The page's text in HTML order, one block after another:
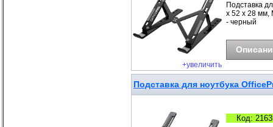
+увеличить
Подставка
x 52 x 28 мм,
- черный
Подставка для ноутбука
Код: